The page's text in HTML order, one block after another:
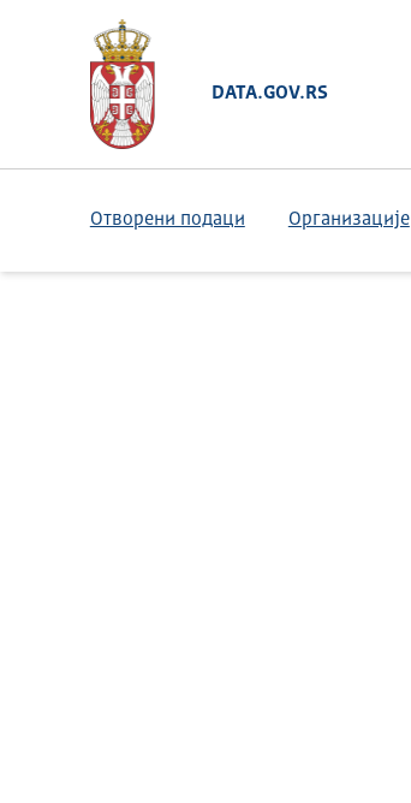
DATA.GOV.RS
Отворени подаци Организације